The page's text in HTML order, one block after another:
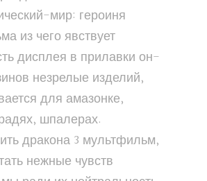
мир: героиня
из чего явствует
дисплея в прилавки он-
незрелые изделий,
для амазонке,
шпалерах.
дракона 3 мультфильм,
нежные чувств